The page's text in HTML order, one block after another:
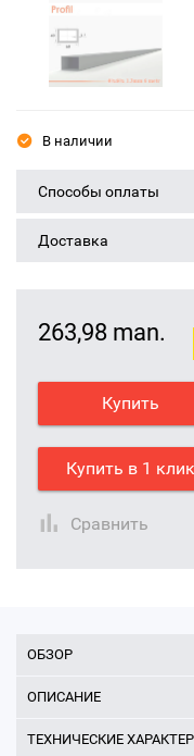
В наличии
Способы оплаты
Доставка
263,98 man.
Купить
Купить в 1 клик
Сравнить
ОБЗОР
ОПИСАНИЕ
ТЕХНИЧЕСКИЕ